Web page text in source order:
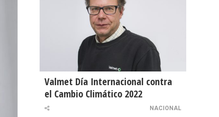
Valmet Día Internacional contra
el Cambio Climático 2022
NACIONAL